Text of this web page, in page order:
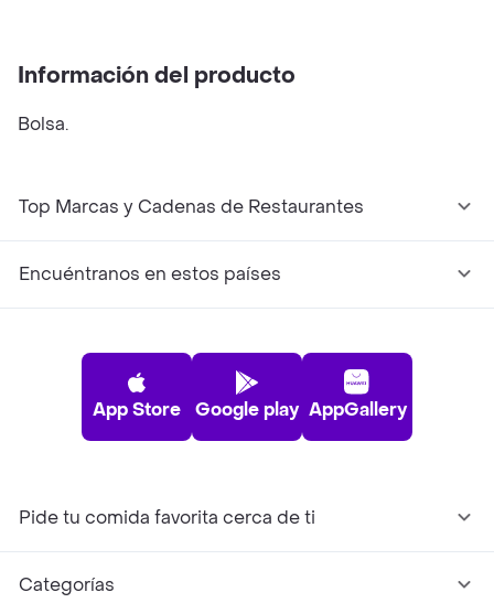
Información del producto
Bolsa.
Top Marcas y Cadenas de Restaurantes
Encuéntranos en estos países
App Store Google play AppGallery
Pide tu comida favorita cerca de ti
Categorías